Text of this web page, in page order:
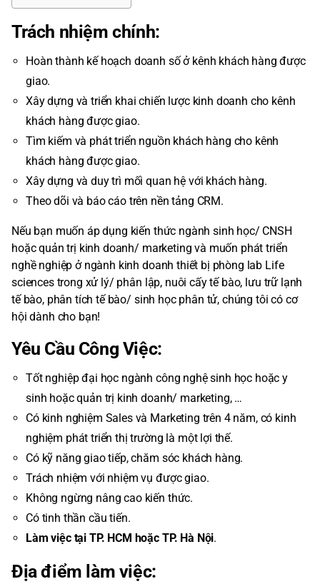
Trách nhiệm chính:
Hoàn thành kế hoạch doanh số ở kênh khách hàng được
giao.
Xây dựng và triển khai chiến lược kinh doanh cho kênh
khách hàng được giao.
Tìm kiếm và phát triển nguồn khách hàng cho kênh
khách hàng được giao.
Xây dựng và duy trì mối quan hệ với khách hàng.
Theo dõi và báo cáo trên nền tảng CRM.
Nếu bạn muốn áp dụng kiến thức ngành sinh học/ CNSH
hoặc quản trị kinh doanh/ marketing và muốn phát triển
nghề nghiệp ở ngành kinh doanh thiết bị phòng lab Life
sciences trong xử lý/ phân lập, nuôi cấy tế bào, lưu trữ lạnh
tế bào, phân tích tế bào/ sinh học phân tử, chúng tôi có cơ
hội dành cho bạn!
Yêu Cầu Công Việc:
Tốt nghiệp đại học ngành công nghệ sinh học hoặc y
sinh hoặc quản trị kinh doanh/ marketing, …
Có kinh nghiệm Sales và Marketing trên 4 năm, có kinh
nghiệm phát triển thị trường là một lợi thế.
Có kỹ năng giao tiếp, chăm sóc khách hàng.
Trách nhiệm với nhiệm vụ được giao.
Không ngừng nâng cao kiến thức.
Có tinh thần cầu tiến.
Làm việc tại TP. HCM hoặc TP. Hà Nội.
Địa điểm làm việc: